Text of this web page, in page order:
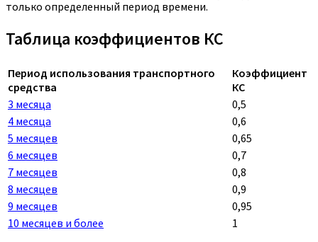
только определенный период времени.
Таблица коэффициентов КС
Период использования транспортного
средства
Коэффициент
КС
3 месяца
0,5
4 месяца
0,6
5 месяцев
0,65
6 месяцев
0,7
7 месяцев
0,8
8 месяцев
0,9
9 месяцев
0,95
10 месяцев и более
1